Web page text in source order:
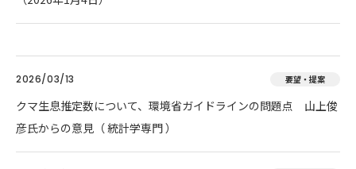
2026/03/13 要望・提案
クマ生息推定数について、環境省ガイドラインの問題点 山上俊
彦氏からの意見（ 統計学専門 ）